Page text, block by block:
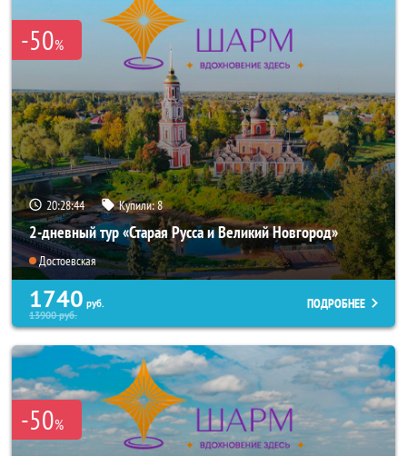
-50%
20:28:43 Купили:8
2-дневный тур «Старая Русса и Великий Новгород»
Достоевская
1740 руб.
13900руб.
ПОДРОБНЕЕ
-50%